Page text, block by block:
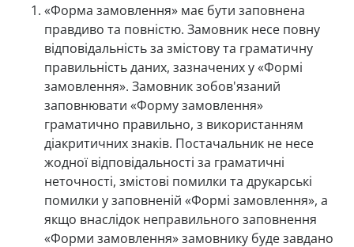
«Форма замовлення» має бути заповнена
правдиво та повністю. Замовник несе повну
відповідальність за змістову та граматичну
правильність даних, зазначених у «Формі
замовлення». Замовник зобов'язаний
заповнювати «Форму замовлення»
граматично правильно, з використанням
діакритичних знаків. Постачальник не несе
жодної відповідальності за граматичні
неточності, змістові помилки та друкарські
помилки у заповненій «Формі замовлення», а
якщо внаслідок неправильного заповнення
«Форми замовлення» замовнику буде завдано